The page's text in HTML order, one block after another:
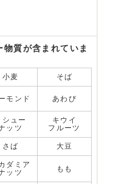
質が含まれていま
小麦 そば
モンド あわび
シュー
ッツ
キウイ
フルーツ
さば 大豆
ダミア
ッツ
もも